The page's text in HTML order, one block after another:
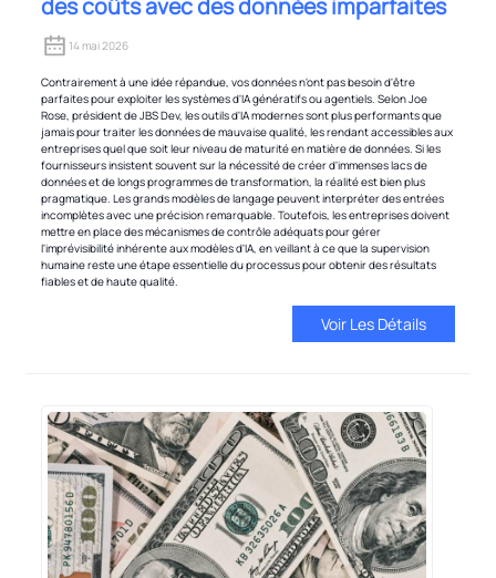
14 mai 2026
Contrairement à une idée répandue, vos données n'ont pas besoin d'être
parfaites pour exploiter les systèmes d'IA génératifs ou agentiels. Selon Joe
Rose, président de JBS Dev, les outils d'IA modernes sont plus performants que
jamais pour traiter les données de mauvaise qualité, les rendant accessibles aux
entreprises quel que soit leur niveau de maturité en matière de données. Si les
fournisseurs insistent souvent sur la nécessité de créer d'immenses lacs de
données et de longs programmes de transformation, la réalité est bien plus
pragmatique. Les grands modèles de langage peuvent interpréter des entrées
incomplètes avec une précision remarquable. Toutefois, les entreprises doivent
mettre en place des mécanismes de contrôle adéquats pour gérer
l'imprévisibilité inhérente aux modèles d'IA, en veillant à ce que la supervision
humaine reste une étape essentielle du processus pour obtenir des résultats
fiables et de haute qualité.
Voir Les Détails